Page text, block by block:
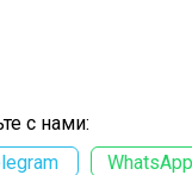
с нами:
WhatsApp